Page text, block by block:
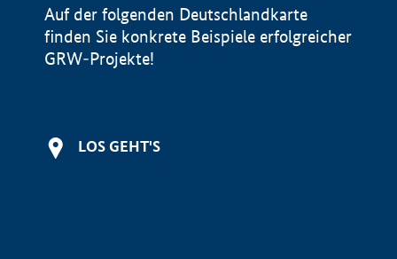
Auf der folgenden Deutschlandkarte
finden Sie konkrete Beispiele erfolgreicher
GRW-Projekte!
LOS GEHT'S